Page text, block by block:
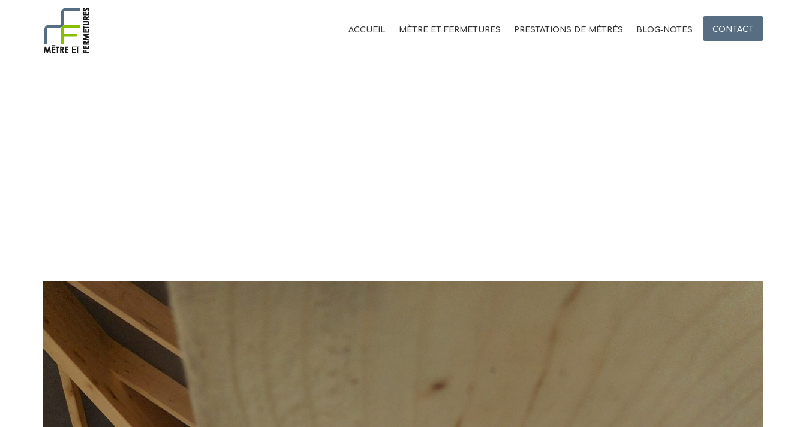
ACCUEIL MÈTRE ET FERMETURES PRESTATIONS DE MÉTRÉS BLOG-NOTES CONTACT